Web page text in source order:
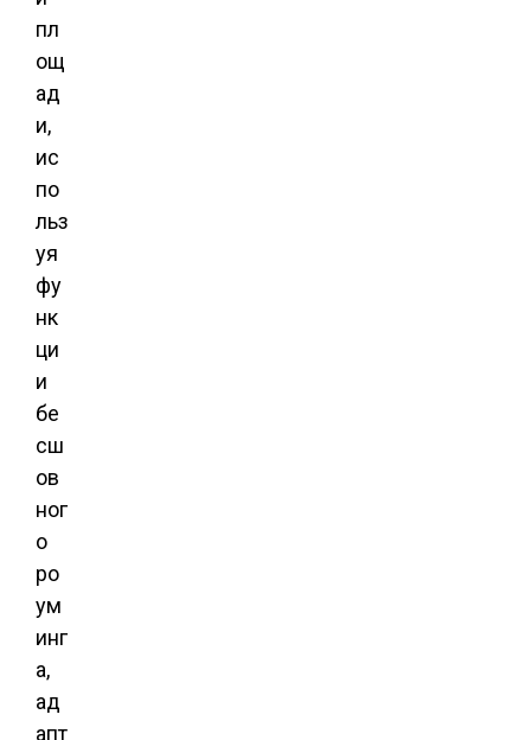
пл
ощ
ад
и,
ис
по
льз
уя
фу
нк
ци
и
бе
сш
ов
ног
о
ро
ум
инг
а,
ад
апт